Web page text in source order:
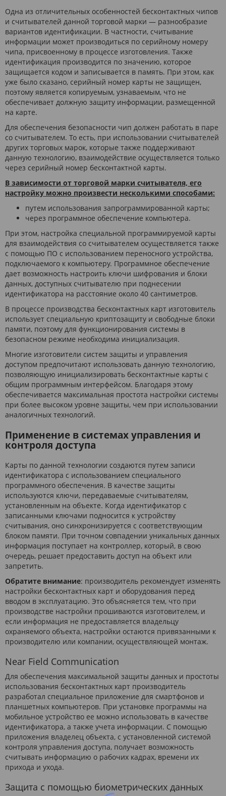
Одна из отличительных особенностей бесконтактных чипов
и считывателей данной торговой марки — разнообразие
вариантов идентификации. В частности, считывание
информации может производиться по серийному номеру
чипа, присвоенному в процессе изготовления. Также
идентификация производится по значению, которое
защищается кодом и записывается в память. При этом, как
уже было сказано, серийный номер карты не защищен,
поэтому является копируемым, узнаваемым, что не
обеспечивает должную защиту информации, размещенной
на карте.
Для обеспечения безопасности чип должен работать в паре
со считывателем. То есть, при использовании считывателей
других торговых марок, которые также поддерживают
данную технологию, взаимодействие осуществляется только
через серийный номер бесконтактной карты.
В зависимости от торговой марки считывателя, его
настройку можно произвести несколькими способами:
путем использования запрограммированной карты;
через программное обеспечение компьютера.
При этом, настройка специальной программируемой карты
для взаимодействия со считывателем осуществляется также
с помощью ПО с использованием переносного устройства,
подключаемого к компьютеру. Программное обеспечение
дает возможность настроить ключи шифрования и блоки
данных, доступных считывателю при поднесении
идентификатора на расстояние около 40 сантиметров.
В процессе производства бесконтактных карт изготовитель
использует специальную криптозащиту и свободные блоки
памяти, поэтому для функционирования системы в
безопасном режиме необходима инициализация.
Многие изготовители систем защиты и управления
доступом предпочитают использовать данную технологию,
позволяющую инициализировать бесконтактные карты с
общим программным интерфейсом. Благодаря этому
обеспечивается максимальная простота настройки системы
при более высоком уровне защиты, чем при использовании
аналогичных технологий.
Применение в системах управления и
контроля доступа
Карты по данной технологии создаются путем записи
идентификатора с использованием специального
программного обеспечения. В качестве защиты
используются ключи, передаваемые считывателям,
установленным на объекте. Когда идентификатор с
записанными ключами подносится к устройству
считывания, оно синхронизируется с соответствующим
блоком памяти. При точном совпадении уникальных данных
информация поступает на контроллер, который, в свою
очередь, решает предоставить доступ на объект или
запретить.
Обратите внимание: производитель рекомендует изменять
настройки бесконтактных карт и оборудования перед
вводом в эксплуатацию. Это объясняется тем, что при
производстве настройки прошиваются изготовителем, и
если информация не предоставляется владельцу
охраняемого объекта, настройки остаются привязанными к
производителю или компании, осуществляющей монтаж.
Near Field Communication
Для обеспечения максимальной защиты данных и простоты
использования бесконтактных карт производитель
разработал специальное приложение для смартфонов и
планшетных компьютеров. При установке программы на
мобильное устройство ее можно использовать в качестве
идентификатора, а также учета информации. С помощью
приложения владелец объекта, с установленной системой
контроля управления доступа, получает возможность
считывать информацию о рабочих кадрах, времени их
прихода и ухода.
Защита с помощью биометрических данных